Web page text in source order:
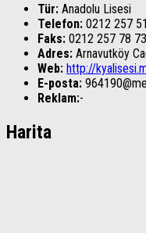
Tür: Anadolu Lisesi
Telefon: 0212 257
Faks: 0212 257 78 73
Adres: Arnavutköy
Web: http://
E-posta:
Reklam:-
Harita